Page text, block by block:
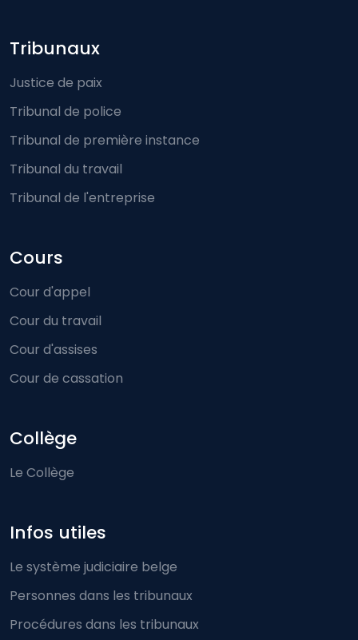
Footer-menu
Tribunaux
Justice de paix
Tribunal de police
Tribunal de première instance
Tribunal du travail
Tribunal de l'entreprise
Cours
Cour d'appel
Cour du travail
Cour d'assises
Cour de cassation
Collège
Le Collège
Infos utiles
Le système judiciaire belge
Personnes dans les tribunaux
Procédures dans les tribunaux